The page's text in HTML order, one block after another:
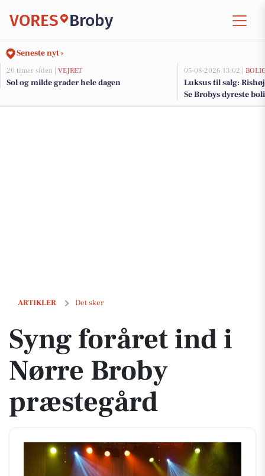
VORES Broby
Seneste nyt ›
20 timer siden | VEJRET
Sol og milde grader hele dagen
05-08-2026 13:02 |
Luksus til salg:
Se Brobys dyreste
ARTIKLER Det sker
Syng foråret ind i Nørre Broby præstegård
Syng foråret ind i
Nørre Broby
præstegård